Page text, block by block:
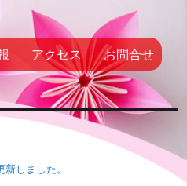
アクセス お問合せ
しました。